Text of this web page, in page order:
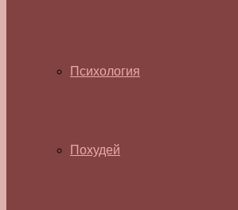
Психология
Похудей